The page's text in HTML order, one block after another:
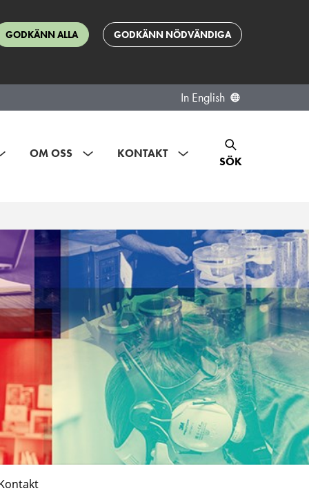
GODKÄNN ALLA GODKÄNN NÖDVÄNDIGA
In English
OM OSS KONTAKT
SÖK